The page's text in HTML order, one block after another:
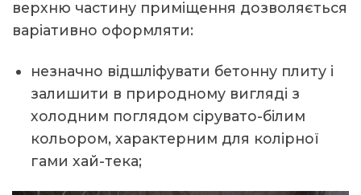
верхню частину приміщення дозволяється
варіативно оформляти:
незначно відшліфувати бетонну плиту і
залишити в природному вигляді з
холодним поглядом сірувато-білим
кольором, характерним для колірної
гами хай-тека;